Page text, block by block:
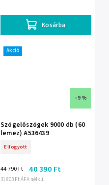
Kosárba
Akció
–9 %
Szögelőszögek 9000 db (60
lemez) A536439
Elfogyott
31 803 Ft ÁFA nélkül
44 790 Ft 40 390 Ft